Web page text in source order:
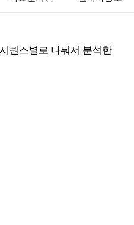
퀀스별로 나눠서 분석한